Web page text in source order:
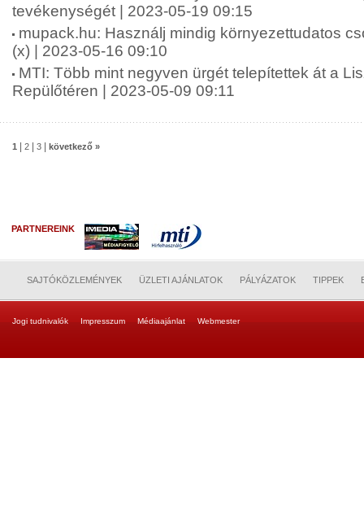
tevékenységét | 2023-05-19 09:15
mupack.hu: Használj mindig környezettudatos
(x) | 2023-05-16 09:10
MTI: Több mint negyven ürgét telepítettek át a
Repülőtéren | 2023-05-09 09:11
1 2 3 következő »
PARTNEREINK
SAJTÓKÖZLEMÉNYEK ÜZLETI AJÁNLATOK PÁLYÁZATOK TIPPEK
Jogi tudnivalók Impresszum Médiaajánlat Webmester